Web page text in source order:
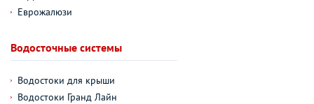
Еврожалюзи
Водосточные системы
Водостоки для крыши
Водостоки Гранд Лайн